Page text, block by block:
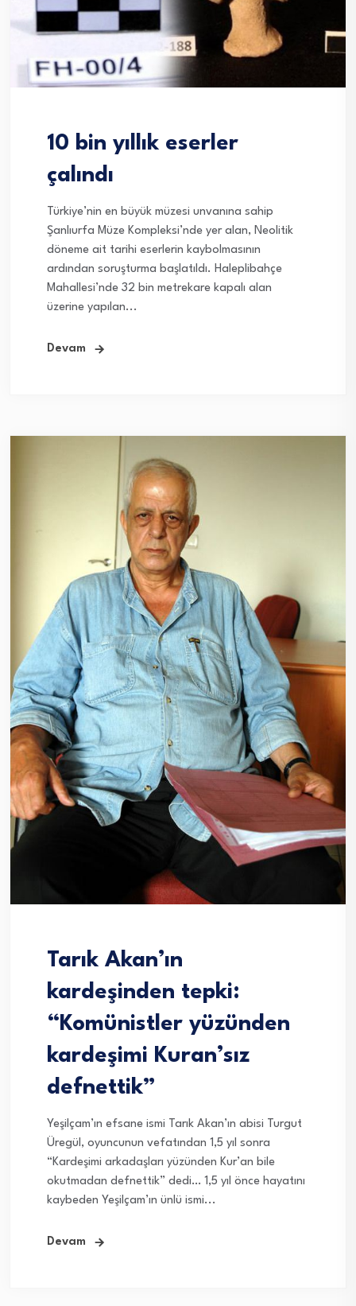
10 bin yıllık eserler
çalındı
Türkiye’nin en büyük müzesi unvanına sahip
Şanlıurfa Müze Kompleksi’nde yer alan, Neolitik
döneme ait tarihi eserlerin kaybolmasının
ardından soruşturma başlatıldı. Haleplibahçe
Mahallesi’nde 32 bin metrekare kapalı alan
üzerine yapılan...
Devam
Tarık Akan’ın
kardeşinden tepki:
“Komünistler yüzünden
kardeşimi Kuran’sız
defnettik”
Yeşilçam’ın efsane ismi Tarık Akan’ın abisi Turgut
Üregül, oyuncunun vefatından 1,5 yıl sonra
“Kardeşimi arkadaşları yüzünden Kur’an bile
okutmadan defnettik” dedi… 1,5 yıl önce hayatını
kaybeden Yeşilçam’ın ünlü ismi...
Devam